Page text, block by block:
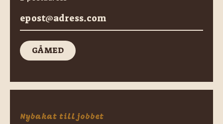
GÅ med
GÅ MED
Nybakat till jobbet